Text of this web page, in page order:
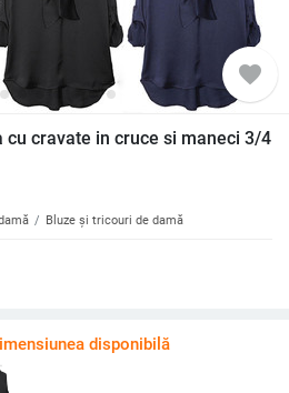
favorite
cu cravate in cruce si maneci 3/4
Bluze și tricouri de damă
disponibilă